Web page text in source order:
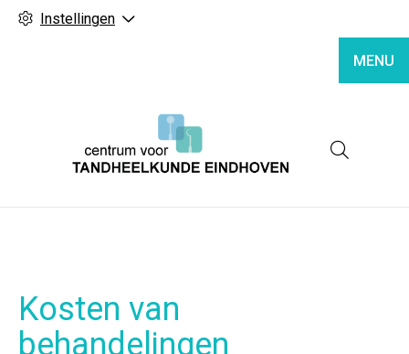
Instellingen
MENU
Kosten van
behandelingen